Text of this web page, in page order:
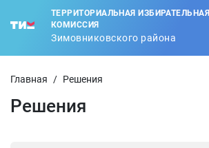
ТЕРРИТОРИАЛЬНАЯ ИЗБИРАТЕЛЬНАЯ
КОМИССИЯ
Зимовниковского района
Главная / Решения
Решения